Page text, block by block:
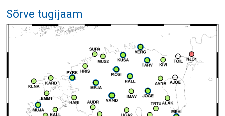
Sõrve tugijaam